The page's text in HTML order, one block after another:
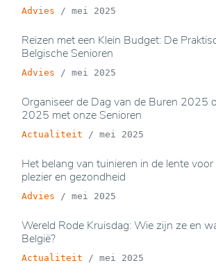
Advies / mei 2025
Reizen met een Klein Budget: De
Belgische Senioren
Advies / mei 2025
Organiseer de Dag van de Buren 2025
2025 met onze Senioren
Actualiteit / mei 2025
Het belang van tuinieren in de lente
plezier en gezondheid
Advies / mei 2025
Wereld Rode Kruisdag: Wie zijn ze en
België?
Actualiteit / mei 2025